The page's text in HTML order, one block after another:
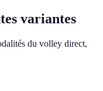
variantes
du volley direct,